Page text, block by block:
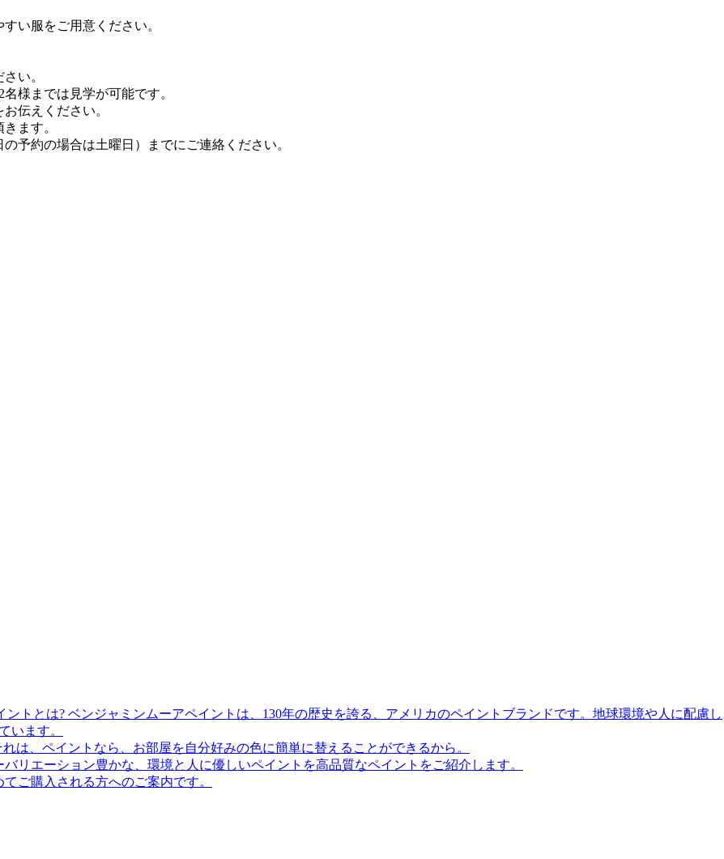
い服をご用意ください。
い。
様までは見学が可能です。
伝えください。
ます。
予約の場合は土曜日）までにご連絡ください。
ベンジャミンムーアペイントは、130年の歴史を誇る、アメリカのペイントブランドです。地球環境や人に配慮し
います。
れは、ペイントなら、お部屋を自分好みの色に簡単に替えることができるから。
リエーション豊かな、環境と人に優しいペイントを高品質なペイントをご紹介します。
ご購入される方へのご案内です。